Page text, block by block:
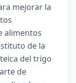
mejorar la
alimentos
de la
del trigo
de